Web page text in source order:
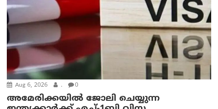
Aug 6, 2026 . 0
അമേരിക്കയില്‍ ജോലി ചെയ്യുന്ന